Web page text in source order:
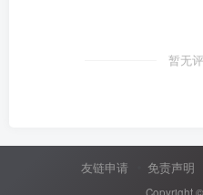
暂无
友链申请 免责声明